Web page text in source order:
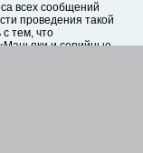
всех сообщений
проведения такой
тем, что
и серийные